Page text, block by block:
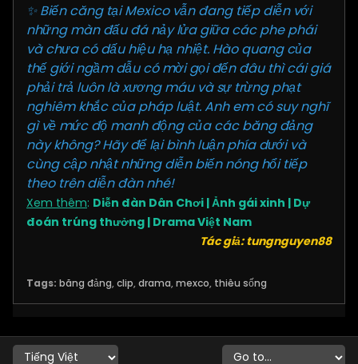
✨ Biến căng tại Mexico vẫn đang tiếp diễn với
những màn đấu đá nảy lửa giữa các phe phái
và chưa có dấu hiệu hạ nhiệt. Hào quang của
thế giới ngầm dẫu có mời gọi đến đâu thì cái giá
phải trả luôn là xương máu và sự trừng phạt
nghiêm khắc của pháp luật. Anh em có suy nghĩ
gì về mức độ manh động của các băng đảng
này không? Hãy để lại bình luận phía dưới và
cùng cập nhật những diễn biến nóng hổi tiếp
theo trên diễn đàn nhé!
Xem thêm: Diễn đàn Dân Chơi |Ảnh gái xinh | Dự
đoán trúng thưởng | Drama Việt Nam
Tác giả: tungnguyen88
Tags: băng đảng, clip, drama, mexco, thiêu sống